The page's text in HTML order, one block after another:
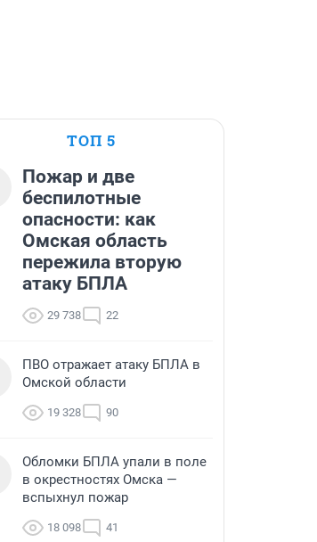
ТОП 5
Пожар и две
беспилотные
опасности: как
Омская область
пережила вторую
атаку БПЛА
29 738 22
ПВО отражает атаку БПЛА в
Омской области
19 328 90
Обломки БПЛА упали в поле
в окрестностях Омска —
вспыхнул пожар
18 098 41